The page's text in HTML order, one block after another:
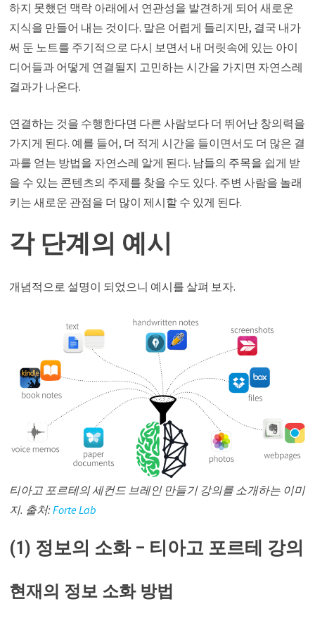
하지 못했던 맥락 아래에서 연관성을 발견하게 되어 새로운
지식을 만들어 내는 것이다. 말은 어렵게 들리지만, 결국 내가
써 둔 노트를 주기적으로 다시 보면서 내 머릿속에 있는 아이
디어들과 어떻게 연결될지 고민하는 시간을 가지면 자연스레
결과가 나온다.
연결하는 것을 수행한다면 다른 사람보다 더 뛰어난 창의력을
가지게 된다. 예를 들어, 더 적게 시간을 들이면서도 더 많은 결
과를 얻는 방법을 자연스레 알게 된다. 남들의 주목을 쉽게 받
을 수 있는 콘텐츠의 주제를 찾을 수도 있다. 주변 사람을 놀래
키는 새로운 관점을 더 많이 제시할 수 있게 된다.
각 단계의 예시
개념적으로 설명이 되었으니 예시를 살펴 보자.
티아고 포르테의 세컨드 브레인 만들기 강의를 소개하는 이미
지. 출처:Forte Lab
(1) 정보의 소화 – 티아고 포르테 강의
현재의 정보 소화 방법